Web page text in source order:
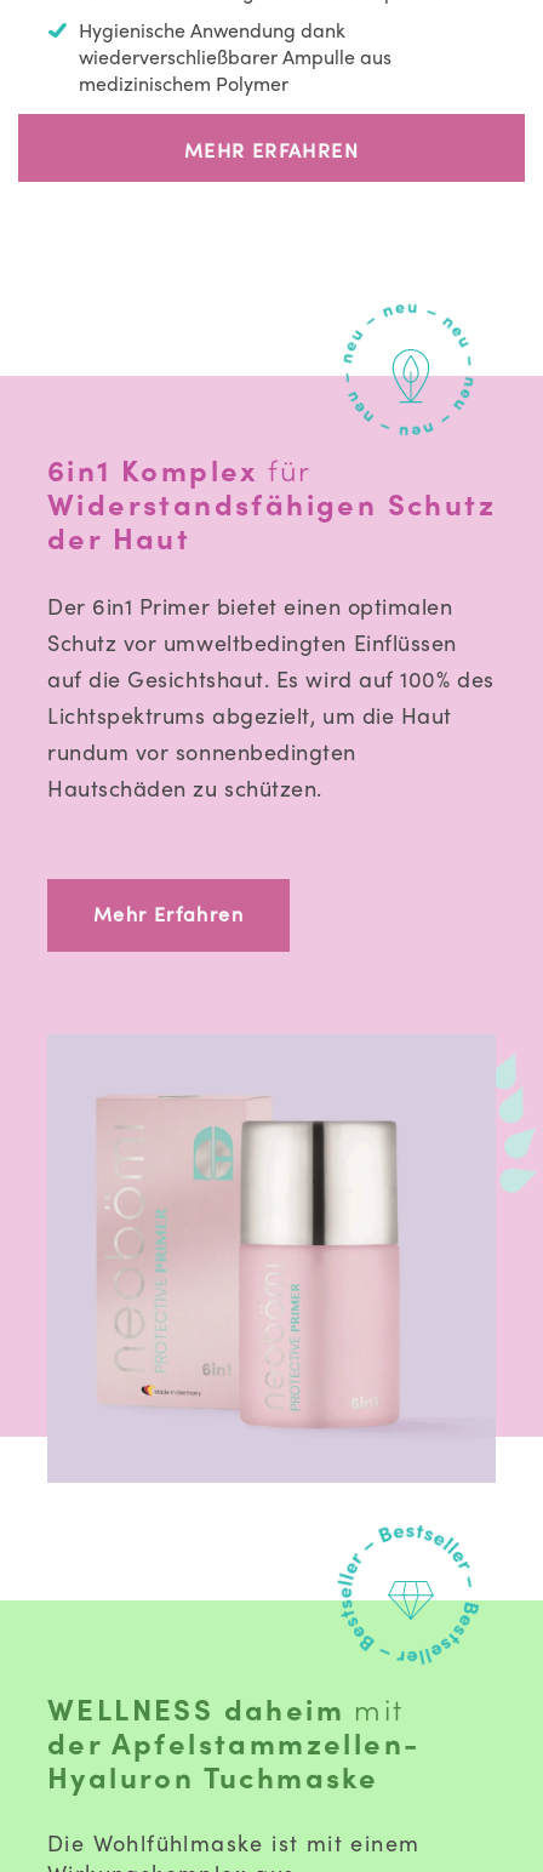
Hygienische Anwendung dank
wiederverschließbarer Ampulle aus
medizinischem Polymer
MEHR ERFAHREN
6in1 Komplexfür
Widerstandsfähigen Schutz
der Haut
Der 6in1 Primer bietet einen optimalen
Schutz vor umweltbedingten Einflüssen
auf die Gesichtshaut. Es wird auf 100% des
Lichtspektrums abgezielt, um die Haut
rundum vor sonnenbedingten
Hautschäden zu schützen.
Mehr Erfahren
WELLNESS daheim mit
der Apfelstammzellen-
Hyaluron Tuchmaske
Die Wohlfühlmaske ist mit einem